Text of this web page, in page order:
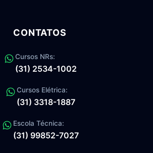
CONTATOS
Cursos NRs:
(31) 2534-1002
Cursos Elétrica:
(31) 3318-1887
Escola Técnica:
(31) 99852-7027